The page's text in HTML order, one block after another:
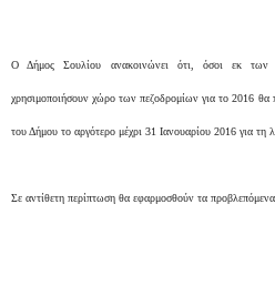
Ο Δήμος Σουλίου ανακοινώνει ότι, όσοι εκ των
χρησιμοποιήσουν χώρο των πεζοδρομίων για το 2016 θα
του Δήμου το αργότερο μέχρι 31 Ιανουαρίου 2016 για τη
Σε αντίθετη περίπτωση θα εφαρμοσθούν τα